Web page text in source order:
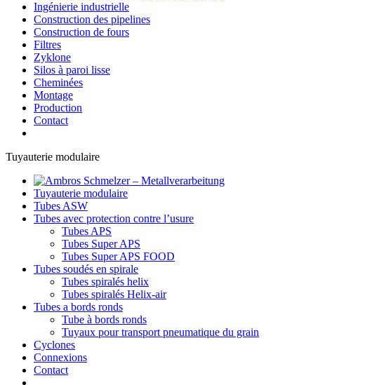
Ingénierie industrielle
Construction des pipelines
Construction de fours
Filtres
Zyklone
Silos à paroi lisse
Cheminées
Montage
Production
Contact
Tuyauterie modulaire
Tuyauterie modulaire
Tubes ASW
Tubes avec protection contre l’usure
Tubes APS
Tubes Super APS
Tubes Super APS FOOD
Tubes soudés en spirale
Tubes spiralés helix
Tubes spiralés Helix-air
Tubes a bords ronds
Tube à bords ronds
Tuyaux pour transport pneumatique du grain
Cyclones
Connexions
Contact